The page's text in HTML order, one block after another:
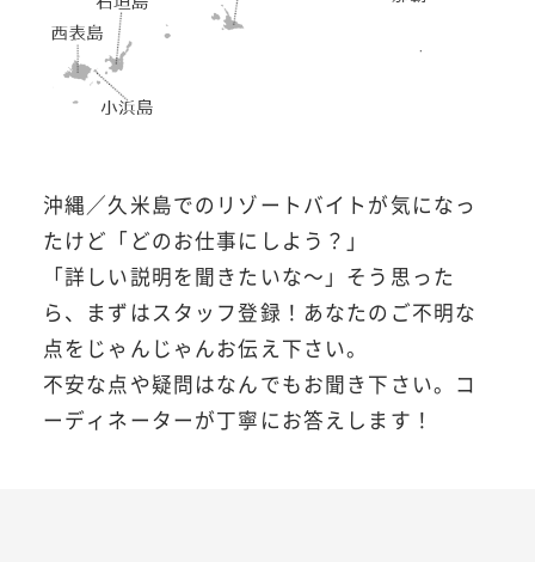
沖縄／久米島でのリゾートバイトが気になっ
たけど「どのお仕事にしよう？」
「詳しい説明を聞きたいな～」そう思った
ら、まずはスタッフ登録！あなたのご不明な
点をじゃんじゃんお伝え下さい。
不安な点や疑問はなんでもお聞き下さい。コ
ーディネーターが丁寧にお答えします！